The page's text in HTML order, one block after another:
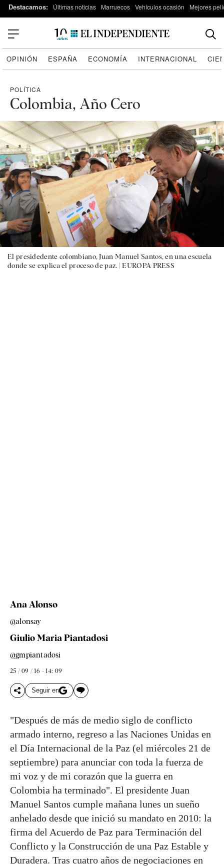
Destacamos: Últimas noticias Marruecos Vehículos ocasión Mejores
OPINIÓN ESPAÑA ECONOMÍA INTERNACIONAL
POLÍTICA
Colombia, Año Cero
El presidedente colombiano, Juan Manuel Santos, en una escuela
donde se explica el proceso de paz. |EUROPA PRESS
Ana Alonso
@alonsay
Giulio Maria Piantadosi
@gmpiantadosi
25 / 09 / 16 - 14: 09
Seguir en
"Después de más de medio siglo de conflicto
armado interno, regreso a las Naciones Unidas en
el Día Internacional de la Paz (el miércoles 21 de
septiembre) para anunciar con toda la fuerza de
mi voz y de mi corazón que la guerra en
Colombia ha terminado". El presidente Juan
Manuel Santos cumple mañana lunes un sueño
anhelado desde que inició su mandato en 2010: la
firma del Acuerdo de Paz para Terminación del
Conflicto y la Construcción de una Paz Estable y
Duradera. Tras cuatro años de negociaciones en